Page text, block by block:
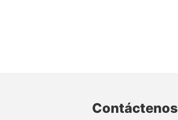
Contáctenos